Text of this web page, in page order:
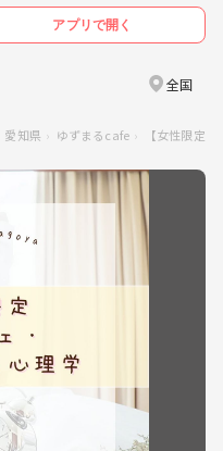
アプリで開く
全国
愛知県 ゆずまるcafe 【女性限定